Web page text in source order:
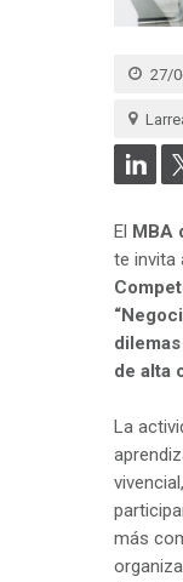
27/
El MBA
te invita
de alta
La
más